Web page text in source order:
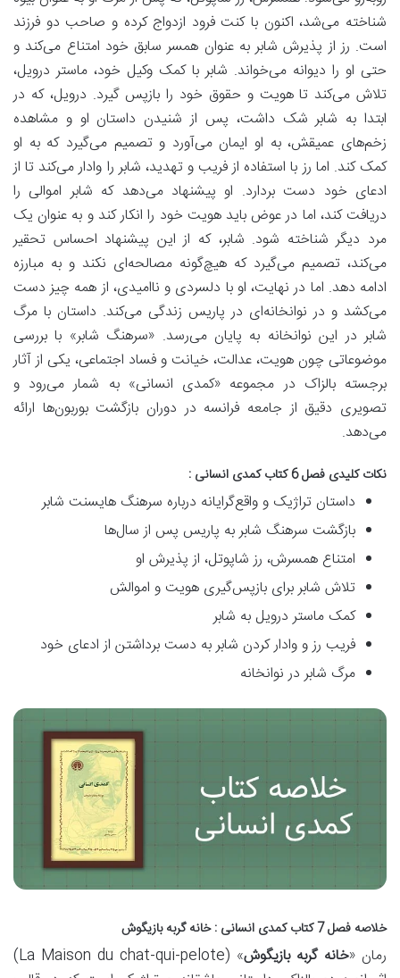
شناخته می‌شد، اکنون با کنت فرود ازدواج کرده و صاحب دو فرزند
است. رز از پذیرش شابر به عنوان همسر سابق خود امتناع می‌کند و
حتی او را دیوانه می‌خواند. شابر با کمک وکیل خود، ماستر درویل،
تلاش می‌کند تا هویت و حقوق خود را بازپس گیرد. درویل، که در
ابتدا به شابر شک داشت، پس از شنیدن داستان او و مشاهده
زخم‌های عمیقش، به او ایمان می‌آورد و تصمیم می‌گیرد که به او
کمک کند. اما رز با استفاده از فریب و تهدید، شابر را وادار می‌کند تا از
ادعای خود دست بردارد. او پیشنهاد می‌دهد که شابر اموالی را
دریافت کند، اما در عوض باید هویت خود را انکار کند و به عنوان یک
مرد دیگر شناخته شود. شابر، که از این پیشنهاد احساس تحقیر
می‌کند، تصمیم می‌گیرد که هیچ‌گونه مصالحه‌ای نکند و به مبارزه
ادامه دهد. اما در نهایت، او با دلسردی و ناامیدی، از همه چیز دست
می‌کشد و در نوانخانه‌ای در پاریس زندگی می‌کند. داستان با مرگ
شابر در این نوانخانه به پایان می‌رسد. «سرهنگ شابر» با بررسی
موضوعاتی چون هویت، عدالت، خیانت و فساد اجتماعی، یکی از آثار
برجسته بالزاک در مجموعه «کمدی انسانی» به شمار می‌رود و
تصویری دقیق از جامعه فرانسه در دوران بازگشت بوربون‌ها ارائه
می‌دهد.
نکات کلیدی فصل 6 کتاب کمدی انسانی :
داستان تراژیک و واقع‌گرایانه درباره سرهنگ هایسنت شابر
بازگشت سرهنگ شابر به پاریس پس از سال‌ها
امتناع همسرش، رز شاپوتل، از پذیرش او
تلاش شابر برای بازپس‌گیری هویت و اموالش
کمک ماستر درویل به شابر
فریب رز و وادار کردن شابر به دست برداشتن از ادعای خود
مرگ شابر در نوانخانه
خلاصه فصل 7 کتاب کمدی انسانی : خانه گربه بازیگوش
رمان «خانه گربه بازیگوش
» (La Maison du chat-qui-pelote)